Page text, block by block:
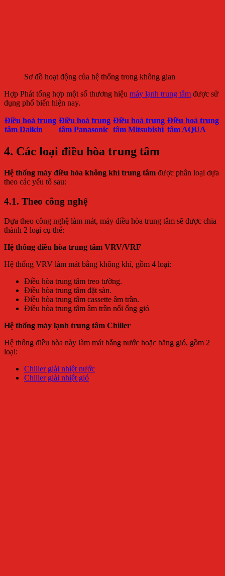
Sơ đồ hoạt động của hệ thống trong không gian
Hợp Phát tổng hợp một số thương hiệu máy lạnh trung tâm được sử
dụng phổ biến hiện nay.
Điều hoà trung
tâm Daikin
Điều hoà trung
tâm Panasonic
Điều hoà trung
tâm Mitsubishi
Điều hoà trung
tâm AQUA
4. Các loại điều hòa trung tâm
Hệ thống máy điều hòa không khí trung tâm được phân loại dựa
theo các yếu tố sau:
4.1. Theo công nghệ
Dựa theo công nghệ làm mát, máy điều hòa trung tâm sẽ được chia
thành 2 loại cụ thể:
Hệ thống điều hòa trung tâm VRV/VRF
Hệ thống VRV làm mát bằng không khí, gồm 4 loại:
Điều hòa trung tâm treo tường.
Điều hòa trung tâm đặt sàn.
Điều hòa trung tâm cassette âm trần.
Điều hòa trung tâm âm trần nối ống gió
Hệ thống máy lạnh trung tâm Chiller
Hệ thống điều hòa này làm mát bằng nước hoặc bằng gió, gồm 2
loại:
Chiller giải nhiệt nước
Chiller giải nhiệt gió